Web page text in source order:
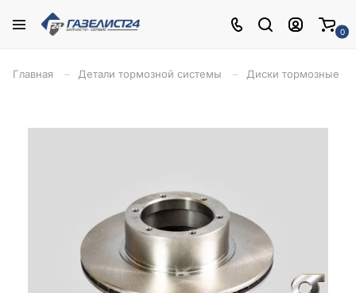
0
Главная Детали тормозной системы Диски тормозные